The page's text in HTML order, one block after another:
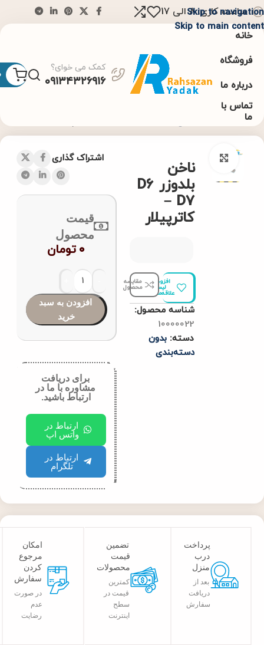
Skip to navigation
Skip to main content
ساعت کاری: 8 الی 17
خانه
فروشگاه
درباره ما
تماس با
ما
کمک می خوای؟
۰۹۱۳۴۳۲۶۹۱۶
خانه
ناخن
بلدوزر D6
– D7
کاترپیلار
افزودن به
لیست
علاقه‌مندی‌ها
مقایسه
محصول
شناسه محصول:
10000022
دسته: بدون
دسته‌بندی
اشتراک گذاری
قیمت
محصول
0 تومان
افزودن به سبد
خرید
برای دریافت
مشاوره با ما در
ارتباط باشید.
ارتباط در
واتس اپ
ارتباط در
تلگرام
پرداخت
درب
منزل
بعد از
دریافت
سفارش
تضمین
قیمت
محصولات
کمترین
قیمت در
سطح
اینترنت
امکان
مرجوع
کردن
سفارش
در صورت
عدم
رضایت